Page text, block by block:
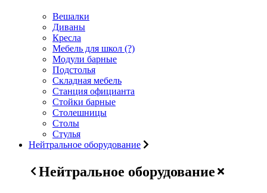
Вешалки
Диваны
Кресла
Мебель для школ (?)
Модули барные
Подстолья
Складная мебель
Станция официанта
Стойки барные
Столешницы
Столы
Стулья
Нейтральное оборудование
Нейтральное оборудование